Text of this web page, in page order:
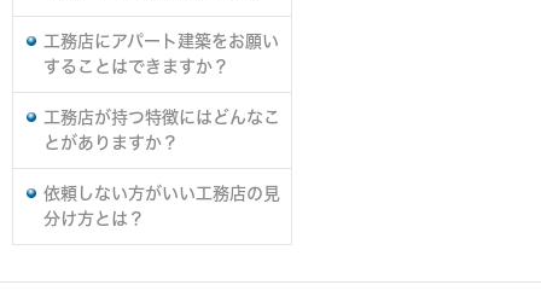
工務店にアパート建築をお願い
することはできますか？
工務店が持つ特徴にはどんなこ
とがありますか？
依頼しない方がいい工務店の見
分け方とは？